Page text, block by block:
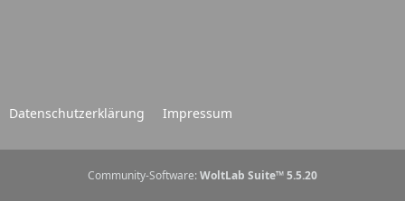
Datenschutzerklärung Impressum
Community-Software: WoltLab Suite™ 5.5.20